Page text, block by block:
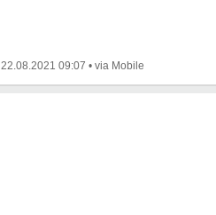
22.08.2021 09:07 •